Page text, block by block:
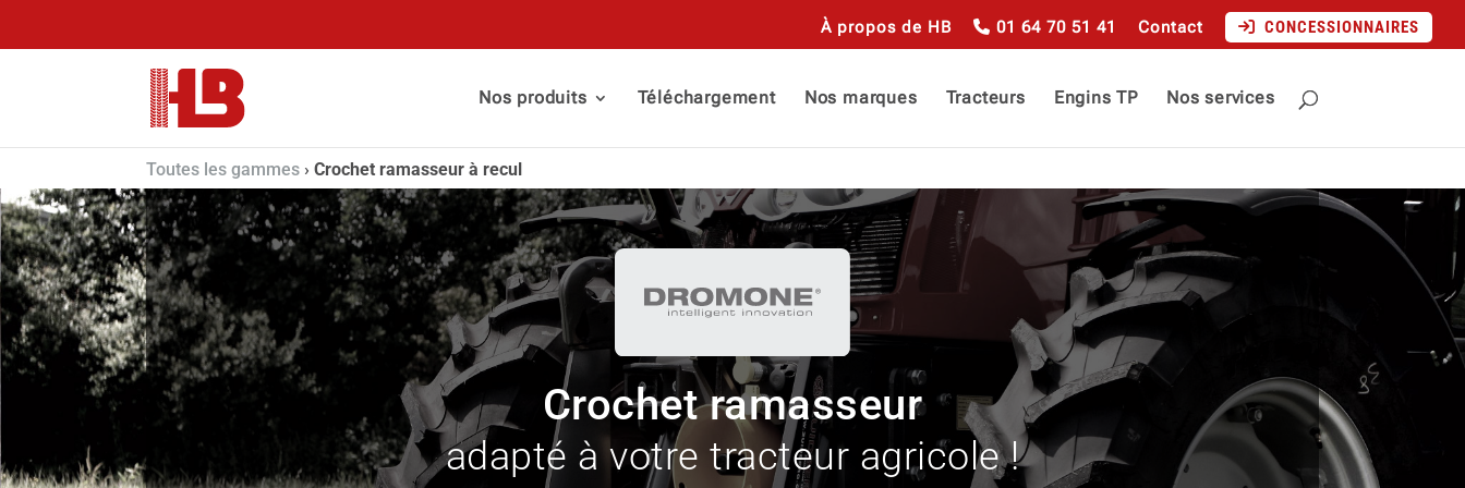
À propos de HB 01 64 70 51 41 Contact CONCESSIONNAIRES
Nos produits Téléchargement Nos marques Tracteurs Engins TP Nos services
Toutes les gammes ›Crochet ramasseur à recul
Crochet ramasseur
adapté à votre tracteur agricole !